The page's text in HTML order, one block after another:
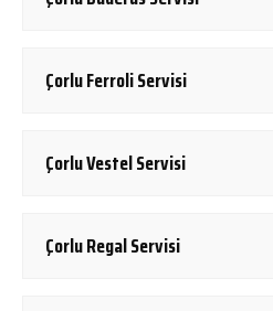
Çorlu Ferroli Servisi
Çorlu Vestel Servisi
Çorlu Regal Servisi